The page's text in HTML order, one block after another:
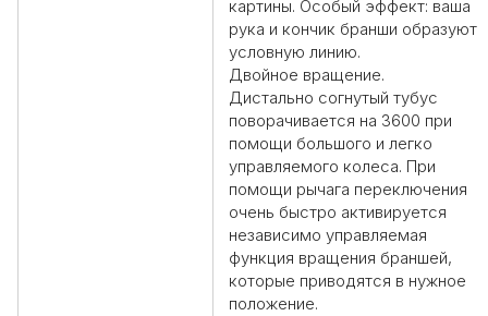
картины. Особый эффект: ваша
рука и кончик бранши образуют
условную линию.
Двойное вращение.
Дистально согнутый тубус
поворачивается на 3600 при
помощи большого и легко
управляемого колеса. При
помощи рычага переключения
очень быстро активируется
независимо управляемая
функция вращения браншей,
которые приводятся в нужное
положение.